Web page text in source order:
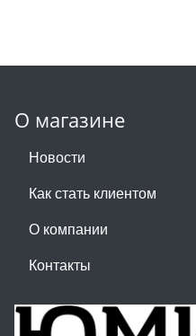
О магазине
Новости
Как стать клиентом
О компании
Контакты